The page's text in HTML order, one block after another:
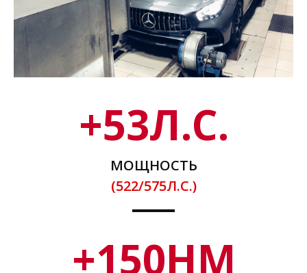
+53Л.С.
МОЩНОСТЬ
(522/575Л.С.)
+150НМ